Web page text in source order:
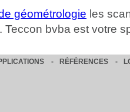
géométrologie les
Teccon bvba est votre
- RÉFÉRENCES -